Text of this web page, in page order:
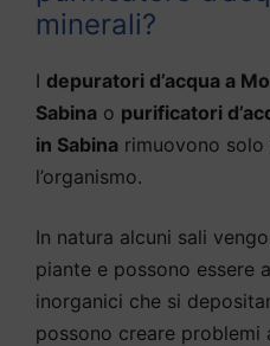
minerali?
I depuratori d’acqua a
Sabina o purificatori
in Sabina rimuovono
l’organismo.
In natura alcuni sali
piante e possono essere
inorganici che si
possono creare problemi